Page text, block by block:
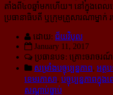
តាំងពី៤០ឆ្នាំមកហើយ។ នៅក្នុងពេលគ្
ប្រធានាធិបតី ឬក្រុមគ្រួសារណាម្នាក់
ដោយ: ជ័យវិបុល
January 11, 2017
ប្រធានបទ: គ្រោះចរាចរណ៍
សម្រាំងបច្ចុប្បន្នភាព, អត្ថ
ខេមរភាសា, បច្ចុប្បន្នភាពក្នុ
សណ្ដាប់ធ្នាប់